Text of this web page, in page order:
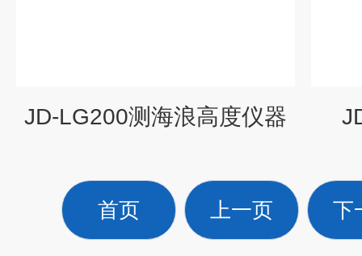
JD-LG200测海浪高度仪器
首页 上一页 下